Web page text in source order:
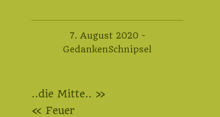
7. August 2020 10.
August
-
GedankenSchnipsel
Beitragsnavigation
..die Mitte.. »
« Feuer